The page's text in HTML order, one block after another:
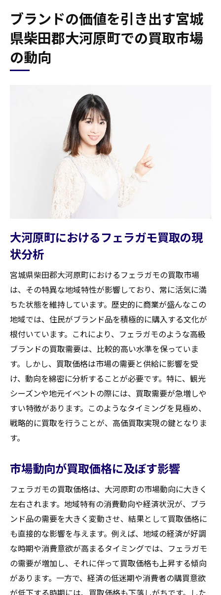
ブランドの価値を引き出す宮城
県柴田郡大河原町での買取市場
の動向
大河原町におけるフェラガモ買取の現
状分析
宮城県柴田郡大河原町におけるフェラガモの買取市場
は、その特異な地域特性が影響しており、常に活気に満
ちた状態を維持しています。歴史的に商業が盛んなこの
地域では、住民がブランド品を積極的に購入する文化が
根付いています。これにより、フェラガモのような高級
ブランドの買取需要は、比較的高い水準を保っていま
す。しかし、買取価格は市場の需要と供給に影響を受
け、動向を綿密に分析することが必要です。特に、観光
シーズンや地元イベントの際には、買取需要が急増しや
すい特徴があります。このようなタイミングを見極め、
戦略的に買取を行うことが、高価買取実現の鍵となりま
す。
市場動向が買取価格に及ぼす影響
フェラガモの買取価格は、大河原町の市場動向に大きく
左右されます。地域特有の消費動向や経済状況が、ブラ
ンド品の需要を大きく変動させ、結果として買取価格に
も直接的な影響を与えます。例えば、地域の経済が好調
な時期や消費意欲が高まるタイミングでは、フェラガモ
の需要が増加し、それに伴って買取価格も上昇する傾向
があります。一方で、経済の低迷期や消費者の購買意欲